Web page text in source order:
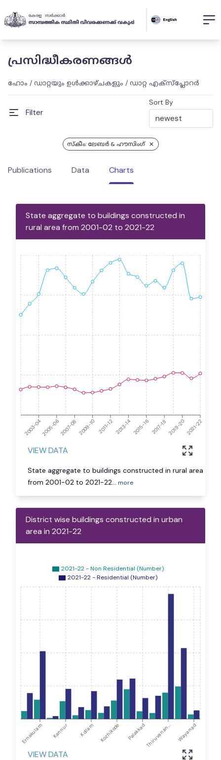
പ്രസിദ്ധീകരണങ്ങൾ
ഹോം / ഡാറ്റയും ഉൾക്കാഴ്ചകളും / ഡാറ്റ എക്സ്പ്ലോറർ
Filter
Sort By
സ്കീം: ലേബര്‍ & ഹൗസിംഗ്
Publications Data Charts
State aggregate to buildings constructed in
rural area from 2001-02 to 2021-22
2003-042005-062007-082009-10 2011-122013-142015-162017-182019-202021-22
VIEW DATA
State aggregate to buildings constructed in rural area
from 2001-02 to 2021-22... more
District wise buildings constructed in urban
area in 2021-22
Ernakulam Kannur Kollam Kozhikode PalakkadThiruvanan... Wayanad
2021-22 - Non Residential (Number)
2021-22 - Residential (Number)
VIEW DATA